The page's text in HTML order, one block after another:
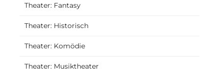
Theater: Fantasy
Theater: Historisch
Theater: Komödie
Theater: Musiktheater